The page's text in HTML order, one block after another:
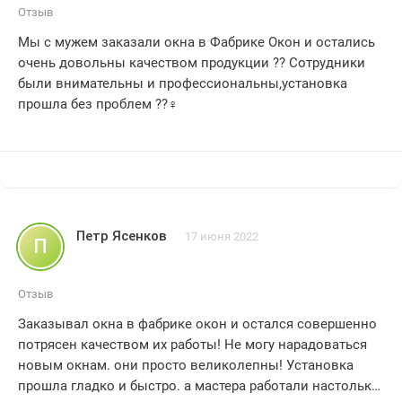
Отзыв
Мы с мужем заказали окна в Фабрике Окон и остались
очень довольны качеством продукции ?? Сотрудники
были внимательны и профессиональны,установка
прошла без проблем ??‍♀️
П Петр Ясенков 17 июня 2022
Отзыв
Заказывал окна в фабрике окон и остался совершенно
потрясен качеством их работы! Не могу нарадоваться
новым окнам. они просто великолепны! Установка
прошла гладко и быстро. а мастера работали настолько